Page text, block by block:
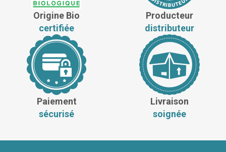
Origine Bio
certifiée
Producteur
distributeur
Paiement
sécurisé
Livraison
soignée